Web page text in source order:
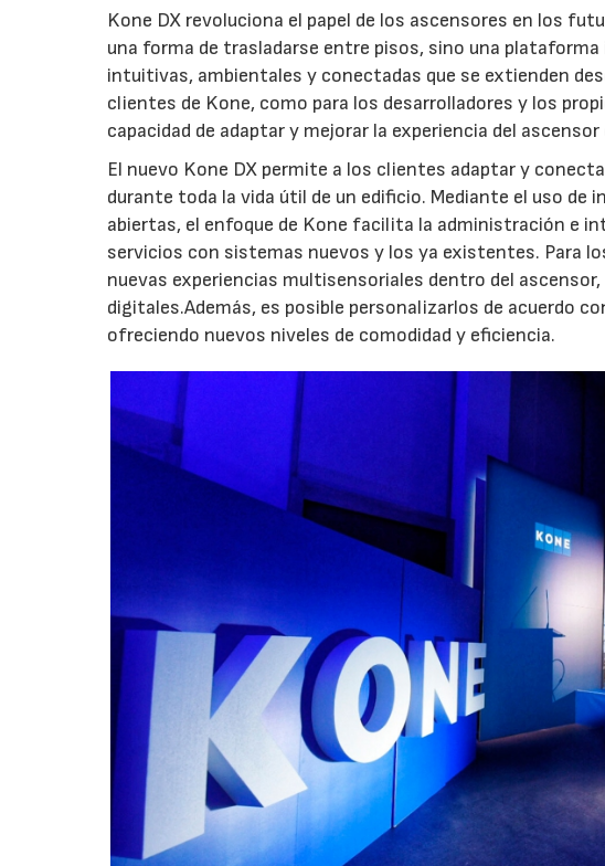
Kone DX revoluciona el papel de los ascensores en los
una forma de trasladarse entre pisos, sino una
intuitivas, ambientales y conectadas que se extienden
clientes de Kone, como para los desarrolladores y los
capacidad de adaptar y mejorar la experiencia del
El nuevo Kone DX permite a los clientes adaptar y
durante toda la vida útil de un edificio. Mediante el uso de
abiertas, el enfoque de Kone facilita la administración e
servicios con sistemas nuevos y los ya existentes. Para
nuevas experiencias multisensoriales dentro del
digitales.Además, es posible personalizarlos de acuerdo
ofreciendo nuevos niveles de comodidad y eficiencia.